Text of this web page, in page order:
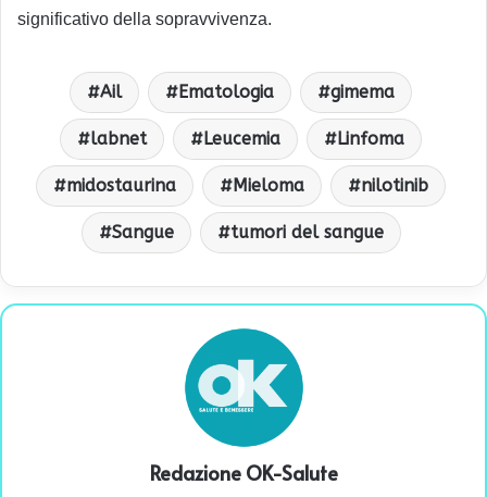
significativo della sopravvivenza.
Ail Ematologia gimema
labnet Leucemia Linfoma
midostaurina Mieloma nilotinib
Sangue tumori del sangue
Redazione OK-Salute